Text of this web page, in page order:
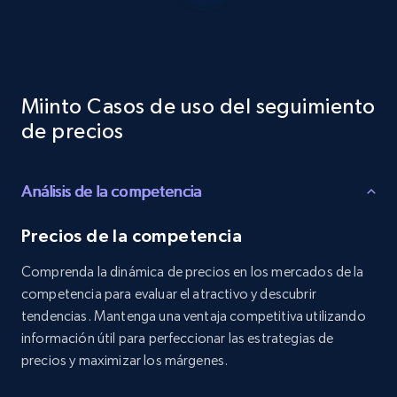
URL, Product id, Listing inventory id, Title, Rating,
price, and more.
1.9K+ 323+ Comenzar ahora
Amazon products search
Miinto Casos de uso del seguimiento
de precios
Análisis de la competencia
Precios de la competencia
Comprenda la dinámica de precios en los mercados de la
competencia para evaluar el atractivo y descubrir
tendencias. Mantenga una ventaja competitiva utilizando
información útil para perfeccionar las estrategias de
precios y maximizar los márgenes.